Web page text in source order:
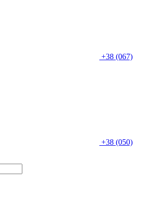
+38 (067)
+38 (050)